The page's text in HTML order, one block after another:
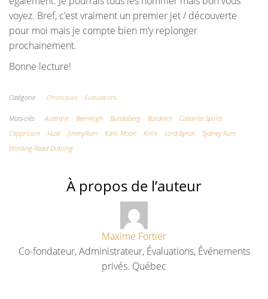
voyez. Bref, c’est vraiment un premier jet / découverte
pour moi mais je compte bien m’y replonger
prochainement.
Bonne lecture!
Catégorie Chroniques Évaluations
Mots-clés Australie Beenleigh Bundaberg Burdekin
Cabarita Spirits
Cappricorn
Husk JimmyRum Kalki Moon Killik Lord Byron
Sydney Rum
Winding Road Distiling
À propos de l’auteur
Maxime Fortier
Co-fondateur, Administrateur, Évaluations, Événements
privés. Québec